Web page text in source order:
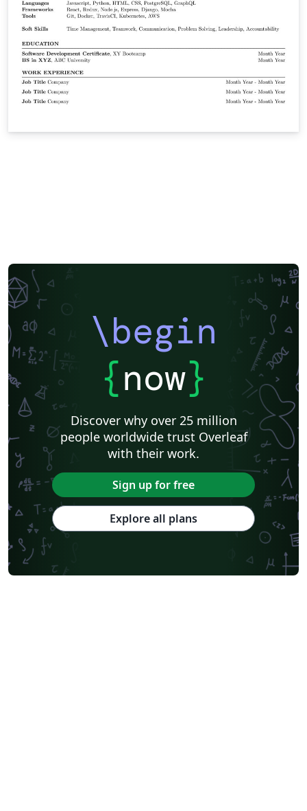
\begin
{now}
Discover why over 25 million
people worldwide trust Overleaf
with their work.
Sign up for free
Explore all plans